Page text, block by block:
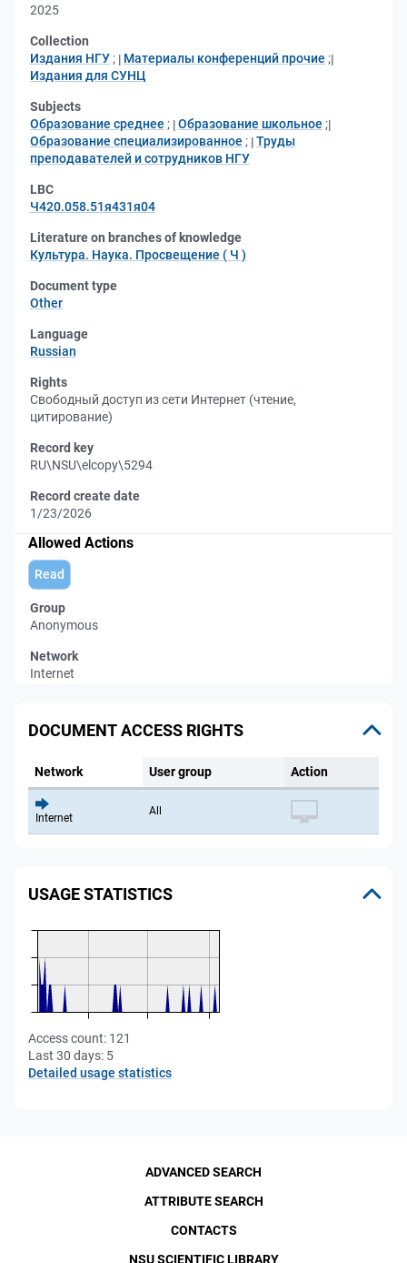
2025
Collection
Издания НГУ ; Материалы конференций прочие ;
Издания для СУНЦ
Subjects
Образование среднее ; Образование школьное ;
Образование специализированное ; Труды
преподавателей и сотрудников НГУ
LBC
Ч420.058.51я431я04
Literature on branches of knowledge
Культура. Наука. Просвещение ( Ч )
Document type
Other
Language
Russian
Rights
Свободный доступ из сети Интернет (чтение,
цитирование)
Record key
RU\NSU\elcopy\5294
Record create date
1/23/2026
Allowed Actions
Read
Group
Anonymous
Network
Internet
DOCUMENT ACCESS RIGHTS
Network User group Action
Internet
All
USAGE STATISTICS
Access count: 121
Last 30 days: 5
Detailed usage statistics
ADVANCED SEARCH
ATTRIBUTE SEARCH
CONTACTS
NSU SCIENTIFIC LIBRARY